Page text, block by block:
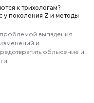
к трихологам?
поколения Z и методы
проблемой выпадения
и
облысение и